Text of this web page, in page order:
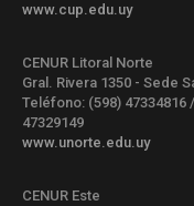
www.cup.edu.uy
CENUR Litoral Norte
Gral. Rivera 1350 - Sede
Teléfono: (598) 47334816 /
47329149
www.unorte.edu.uy
CENUR Este